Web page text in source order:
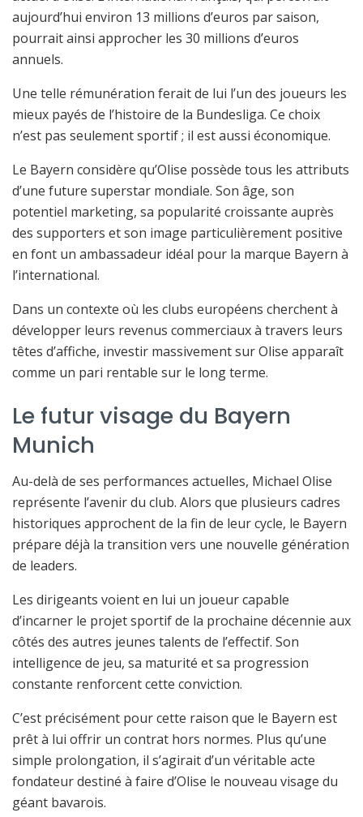
aujourd’hui environ 13 millions d’euros par saison,
pourrait ainsi approcher les 30 millions d’euros
annuels.
Une telle rémunération ferait de lui l’un des joueurs les
mieux payés de l’histoire de la Bundesliga. Ce choix
n’est pas seulement sportif ; il est aussi économique.
Le Bayern considère qu’Olise possède tous les attributs
d’une future superstar mondiale. Son âge, son
potentiel marketing, sa popularité croissante auprès
des supporters et son image particulièrement positive
en font un ambassadeur idéal pour la marque Bayern à
l’international.
Dans un contexte où les clubs européens cherchent à
développer leurs revenus commerciaux à travers leurs
têtes d’affiche, investir massivement sur Olise apparaît
comme un pari rentable sur le long terme.
Le futur visage du Bayern
Munich
Au-delà de ses performances actuelles, Michael Olise
représente l’avenir du club. Alors que plusieurs cadres
historiques approchent de la fin de leur cycle, le Bayern
prépare déjà la transition vers une nouvelle génération
de leaders.
Les dirigeants voient en lui un joueur capable
d’incarner le projet sportif de la prochaine décennie aux
côtés des autres jeunes talents de l’effectif. Son
intelligence de jeu, sa maturité et sa progression
constante renforcent cette conviction.
C’est précisément pour cette raison que le Bayern est
prêt à lui offrir un contrat hors normes. Plus qu’une
simple prolongation, il s’agirait d’un véritable acte
fondateur destiné à faire d’Olise le nouveau visage du
géant bavarois.